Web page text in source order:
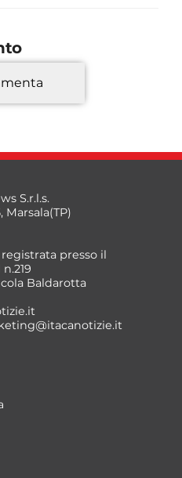
*
S.r.l.s.
Marsala(TP)
presso il
Baldarotta